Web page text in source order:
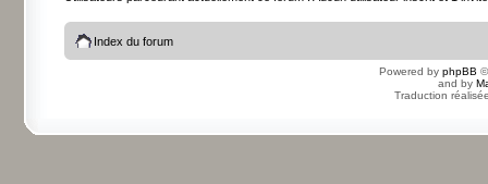
Index du forum
Powered by phpBB
and by
Traduction